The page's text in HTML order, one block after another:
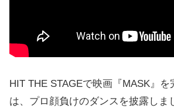
HIT THE STAGEで映画『MASK』
は、プロ顔負けのダンスを披露しま